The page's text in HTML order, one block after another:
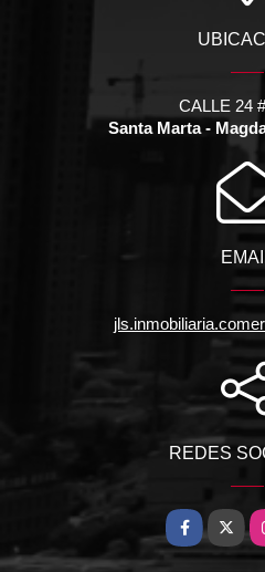
CALLE 24
Santa Marta -
REDES
Facebook
X